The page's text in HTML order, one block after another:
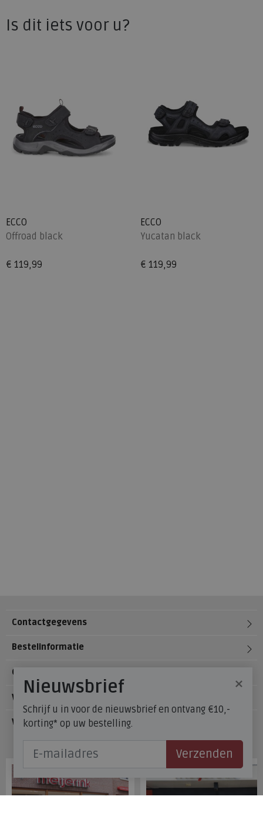
Is dit iets voor u?
ECCO
Offroad black
€ 119,99
ECCO
Yucatan black
€ 119,99
Contactgegevens
Bestelinformatie
Over Meijerink Schoenen
Voetzorg
Veelgestelde vragen
×
Nieuwsbrief
Schrijf u in voor de nieuwsbrief en ontvang €10,-
korting* op uw bestelling.
Verzenden